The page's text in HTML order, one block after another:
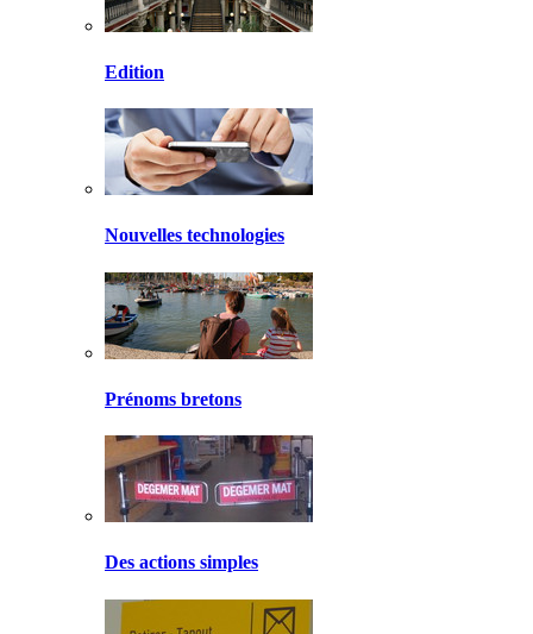
Edition
Nouvelles technologies
Prénoms bretons
Des actions simples